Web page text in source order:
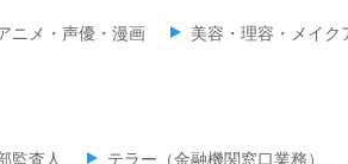
ニメ・声優・漫画 美容・理容・メイク
監査人 テラー（金融機関窓口業務）